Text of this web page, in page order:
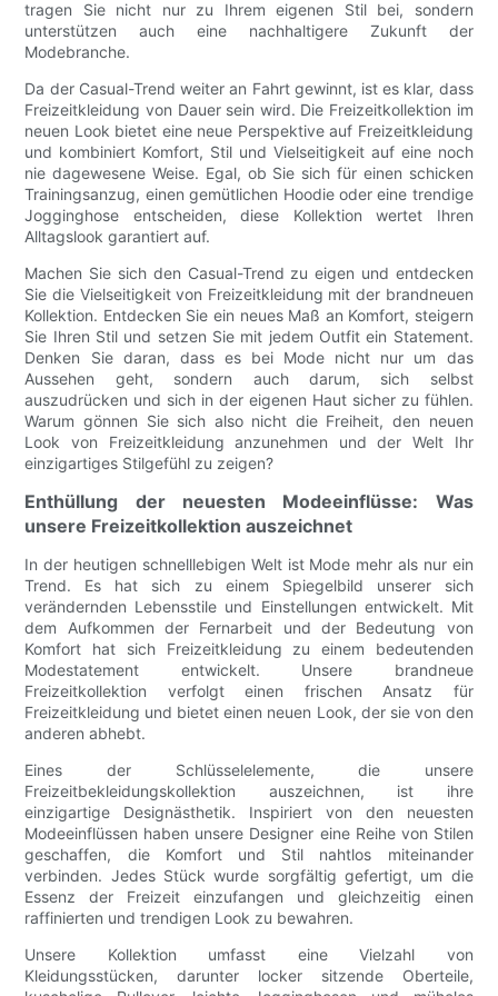
tragen Sie nicht nur zu Ihrem eigenen Stil bei, sondern
unterstützen auch eine nachhaltigere Zukunft der
Modebranche.
Da der Casual-Trend weiter an Fahrt gewinnt, ist es klar, dass
Freizeitkleidung von Dauer sein wird. Die Freizeitkollektion im
neuen Look bietet eine neue Perspektive auf Freizeitkleidung
und kombiniert Komfort, Stil und Vielseitigkeit auf eine noch
nie dagewesene Weise. Egal, ob Sie sich für einen schicken
Trainingsanzug, einen gemütlichen Hoodie oder eine trendige
Jogginghose entscheiden, diese Kollektion wertet Ihren
Alltagslook garantiert auf.
Machen Sie sich den Casual-Trend zu eigen und entdecken
Sie die Vielseitigkeit von Freizeitkleidung mit der brandneuen
Kollektion. Entdecken Sie ein neues Maß an Komfort, steigern
Sie Ihren Stil und setzen Sie mit jedem Outfit ein Statement.
Denken Sie daran, dass es bei Mode nicht nur um das
Aussehen geht, sondern auch darum, sich selbst
auszudrücken und sich in der eigenen Haut sicher zu fühlen.
Warum gönnen Sie sich also nicht die Freiheit, den neuen
Look von Freizeitkleidung anzunehmen und der Welt Ihr
einzigartiges Stilgefühl zu zeigen?
Enthüllung der neuesten Modeeinflüsse: Was
unsere Freizeitkollektion auszeichnet
In der heutigen schnelllebigen Welt ist Mode mehr als nur ein
Trend. Es hat sich zu einem Spiegelbild unserer sich
verändernden Lebensstile und Einstellungen entwickelt. Mit
dem Aufkommen der Fernarbeit und der Bedeutung von
Komfort hat sich Freizeitkleidung zu einem bedeutenden
Modestatement entwickelt. Unsere brandneue
Freizeitkollektion verfolgt einen frischen Ansatz für
Freizeitkleidung und bietet einen neuen Look, der sie von den
anderen abhebt.
Eines der Schlüsselelemente, die unsere
Freizeitbekleidungskollektion auszeichnen, ist ihre
einzigartige Designästhetik. Inspiriert von den neuesten
Modeeinflüssen haben unsere Designer eine Reihe von Stilen
geschaffen, die Komfort und Stil nahtlos miteinander
verbinden. Jedes Stück wurde sorgfältig gefertigt, um die
Essenz der Freizeit einzufangen und gleichzeitig einen
raffinierten und trendigen Look zu bewahren.
Unsere Kollektion umfasst eine Vielzahl von
Kleidungsstücken, darunter locker sitzende Oberteile,